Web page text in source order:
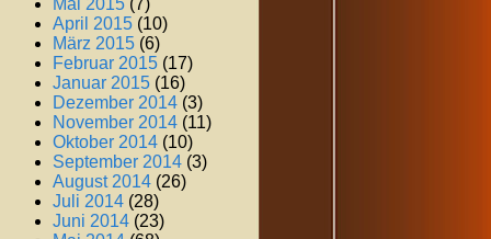
Mai 2015 (7)
April 2015 (10)
März 2015 (6)
Februar 2015 (17)
Januar 2015 (16)
Dezember 2014 (3)
November 2014 (11)
Oktober 2014 (10)
September 2014 (3)
August 2014 (26)
Juli 2014 (28)
Juni 2014 (23)